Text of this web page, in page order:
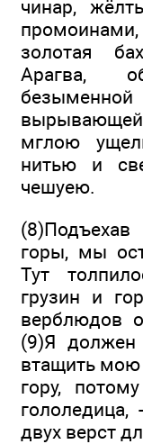
чинар,
золотая
Арагва,
мглою
нитью и
чешуею.
горы, мы
Тут
грузин и
верблюдов
(9)Я должен
втащить мою
гору,
двух верст